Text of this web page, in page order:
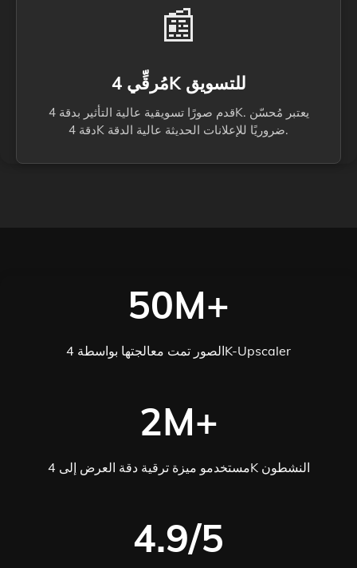
📰
مُرقِّي 4K للتسويق
قدم صورًا تسويقية عالية التأثير بدقة 4K. يعتبر مُحسّن
دقة 4K ضروريًا للإعلانات الحديثة عالية الدقة.
50M+
الصور تمت معالجتها بواسطة 4K-Upscaler
2M+
مستخدمو ميزة ترقية دقة العرض إلى 4K النشطون
4.9/5